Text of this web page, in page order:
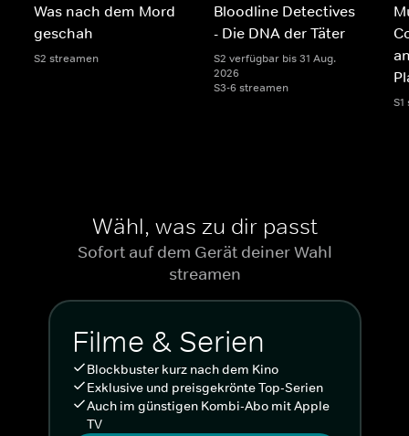
Was nach dem Mord
geschah
S2 streamen
Bloodline Detectives
- Die DNA der Täter
S2 verfügbar bis 31 Aug.
2026
S3-6 streamen
Wähl, was zu dir passt
Sofort auf dem Gerät deiner Wahl
streamen
Filme & Serien
Blockbuster kurz nach dem Kino
Exklusive und preisgekrönte Top-Serien
Auch im günstigen Kombi-Abo mit Apple
TV